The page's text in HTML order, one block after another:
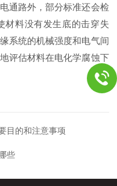
通路外，部分标准还会检
材料没有发生底的击穿失
系统的机械强度和电气间
评估材料在电化学腐蚀下
目的和注意事项
些